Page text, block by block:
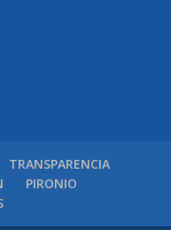
TRANSPARENCIA
PIRONIO